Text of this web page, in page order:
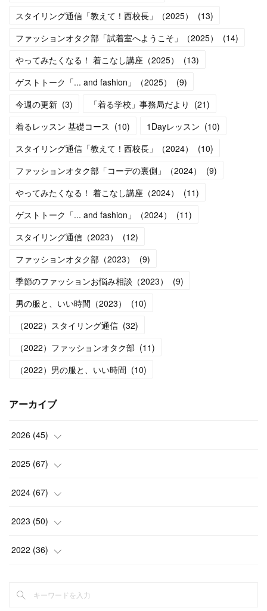
スタイリング通信「教えて！西校長」（2025）
(13)
ファッションオタク部「試着室へようこそ」（2025）
(14)
やってみたくなる！ 着こなし講座（2025）
(13)
ゲストトーク「... and fashion」（2025）
(9)
今週の更新 (3) 「着る学校」事務局だより (21)
着るレッスン 基礎コース (10) 1Dayレッスン (10)
スタイリング通信「教えて！西校長」（2024）
(10)
ファッションオタク部「コーデの裏側」（2024）
(9)
やってみたくなる！ 着こなし講座（2024）
(11)
ゲストトーク「... and fashion」（2024）
(11)
スタイリング通信（2023）
(12)
ファッションオタク部（2023）
(9)
季節のファッションお悩み相談（2023）
(9)
男の服と、いい時間（2023）
(10)
（2022）スタイリング通信 (32)
（2022）ファッションオタク部 (11)
（2022）男の服と、いい時間 (10)
アーカイブ
2026 (45)
(1)
(5)
(5)
(5)
)
2025 (67)
(4)
(9)
(6)
2024 (67)
(7)
(5)
2023 (50)
(5)
2022 (36)